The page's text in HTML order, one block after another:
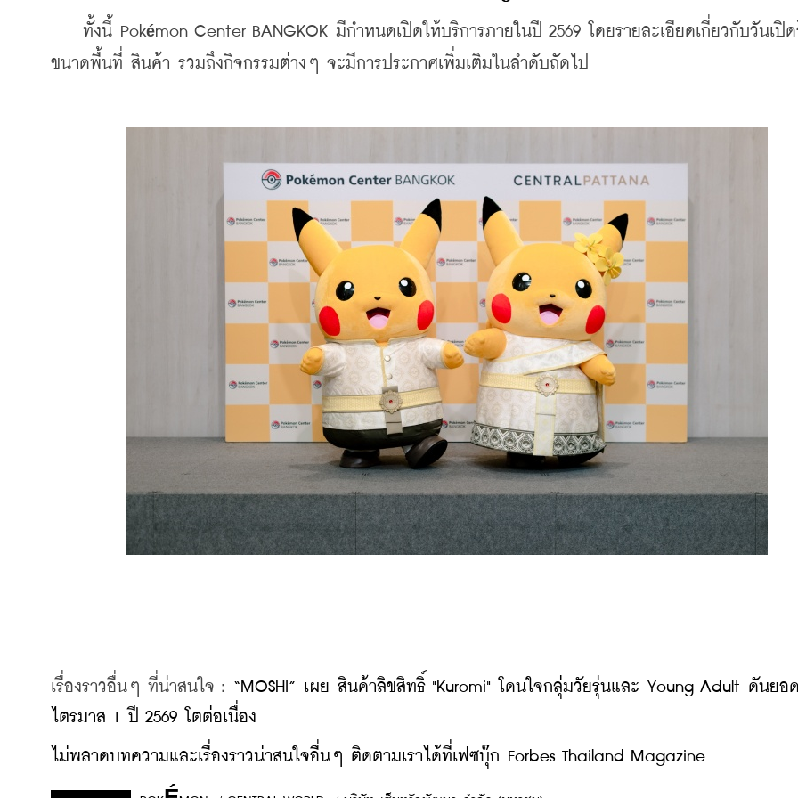
ทั้งนี้ Pokémon Center BANGKOK มีกำหนดเปิดให้บริการภายในปี 2569 โดยรายละเอียดเกี่ยวกับวันเปิ
ขนาดพื้นที่ สินค้า รวมถึงกิจกรรมต่างๆ จะมีการประกาศเพิ่มเติมในลำดับถัดไป
เรื่องราวอื่นๆ ที่น่าสนใจ : “MOSHI” เผย สินค้าลิขสิทธิ์ "Kuromi" โดนใจกลุ่มวัยรุ่นและ Young Adult ดันยอ
ไตรมาส 1 ปี 2569 โตต่อเนื่อง
ไม่พลาดบทความและเรื่องราวน่าสนใจอื่นๆ ติดตามเราได้ที่เฟซบุ๊ก Forbes Thailand Magazine